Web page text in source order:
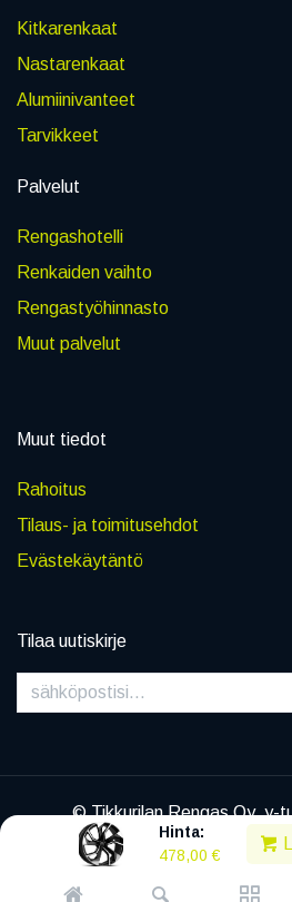
Hinta:
478,00 €
Kitkarenkaat
Nastarenkaat
Alumiinivanteet
Tarvikkeet
Palvelut
Rengashotelli
Renkaiden vaihto
Rengastyöhinnasto
Muut palvelut
Muut tiedot
Rahoitus
Tilaus- ja toimitusehdot
Evästekäytäntö
Tilaa uutiskirje
© Tikkurilan Rengas Oy, y-
|
Powered by